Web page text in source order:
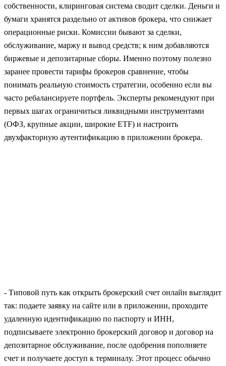
собственности, клиринговая система сводит сделки. Деньги и
бумаги хранятся раздельно от активов брокера, что снижает
операционные риски. Комиссии бывают за сделки,
обслуживание, маржу и вывод средств; к ним добавляются
биржевые и депозитарные сборы. Именно поэтому полезно
заранее провести тарифы брокеров сравнение, чтобы
понимать реальную стоимость стратегии, особенно если вы
часто ребалансируете портфель. Эксперты рекомендуют при
первых шагах ограничиться ликвидными инструментами
(ОФЗ, крупные акции, широкие ETF) и настроить
двухфакторную аутентификацию в приложении брокера.
- Типовой путь как открыть брокерский счет онлайн выглядит
так: подаете заявку на сайте или в приложении, проходите
удаленную идентификацию по паспорту и ИНН,
подписываете электронно брокерский договор и договор на
депозитарное обслуживание, после одобрения пополняете
счет и получаете доступ к терминалу. Этот процесс обычно